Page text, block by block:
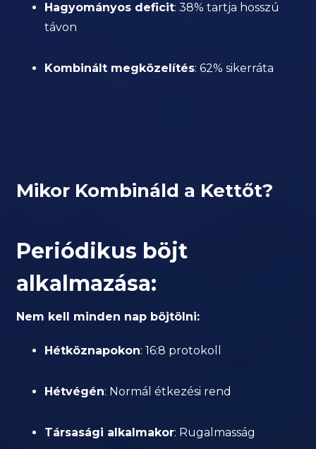
Hagyományos deficit: 38% tartja hosszú
távon
Kombinált megközelítés: 62% sikerráta
Mikor Kombináld a Kettőt?
Periódikus böjt
alkalmazása:
Nem kell minden nap böjtölni:
Hétköznapokon: 16:8 protokoll
Hétvégén: Normál étkezési rend
Társasági alkalmakor: Rugalmasság